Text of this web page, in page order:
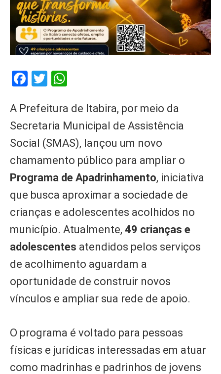
Facebook
Twitter
A Prefeitura de Itabira, por meio da
Secretaria Municipal de Assistência
Social (SMAS), lançou um novo
chamamento público para ampliar o
Programa de Apadrinhamento, iniciativa
que busca aproximar a sociedade de
crianças e adolescentes acolhidos no
município. Atualmente, 49 crianças e
adolescentes atendidos pelos serviços
de acolhimento aguardam a
oportunidade de construir novos
vínculos e ampliar sua rede de apoio.
O programa é voltado para pessoas
físicas e jurídicas interessadas em atuar
como madrinhas e padrinhos de jovens